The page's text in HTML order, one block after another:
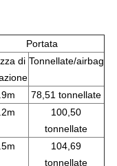
Portata
di Tonnellate/airbag
78,51 tonnellate
100,50
tonnellate
104,69
tonnellate